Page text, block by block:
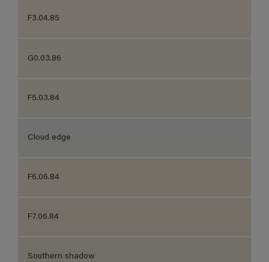
F3.04.85
G0.03.86
F5.03.84
Cloud edge
F6.06.84
F7.06.84
Southern shadow